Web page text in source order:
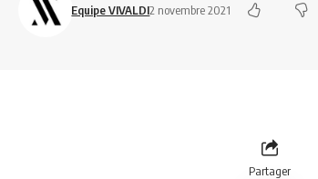
Equipe VIVALDI2 novembre 2021
Partager